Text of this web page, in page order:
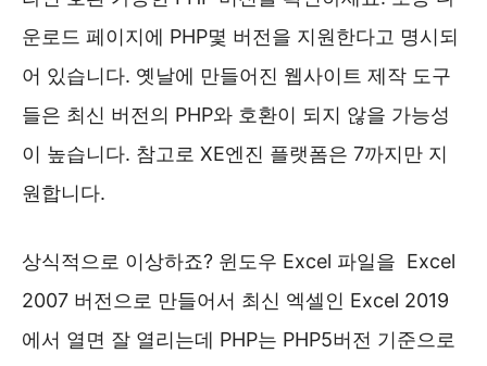
운로드 페이지에 PHP몇 버전을 지원한다고 명시되
어 있습니다. 옛날에 만들어진 웹사이트 제작 도구
들은 최신 버전의 PHP와 호환이 되지 않을 가능성
이 높습니다. 참고로 XE엔진 플랫폼은 7까지만 지
원합니다.
상식적으로 이상하죠? 윈도우 Excel 파일을 Excel
2007 버전으로 만들어서 최신 엑셀인 Excel 2019
에서 열면 잘 열리는데 PHP는 PHP5버전 기준으로